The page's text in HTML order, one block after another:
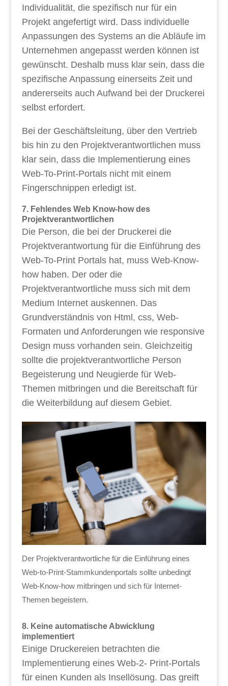
Individualität, die spezifisch nur für ein
Projekt angefertigt wird. Dass individuelle
Anpassungen des Systems an die Abläufe im
Unternehmen angepasst werden können ist
gewünscht. Deshalb muss klar sein, dass die
spezifische Anpassung einerseits Zeit und
andererseits auch Aufwand bei der Druckerei
selbst erfordert.
Bei der Geschäftsleitung, über den Vertrieb
bis hin zu den Projektverantwortlichen muss
klar sein, dass die Implementierung eines
Web-To-Print-Portals nicht mit einem
Fingerschnippen erledigt ist.
7. Fehlendes Web Know-how des
Projektverantwortlichen
Die Person, die bei der Druckerei die
Projektverantwortung für die Einführung des
Web-To-Print Portals hat, muss Web-Know-
how haben. Der oder die
Projektverantwortliche muss sich mit dem
Medium Internet auskennen. Das
Grundverständnis von Html, css, Web-
Formaten und Anforderungen wie responsive
Design muss vorhanden sein. Gleichzeitig
sollte die projektverantwortliche Person
Begeisterung und Neugierde für Web-
Themen mitbringen und die Bereitschaft für
die Weiterbildung auf diesem Gebiet.
Der Projektverantwortliche für die Einführung eines
Web-to-Print-Stammkundenportals sollte unbedingt
Web-Know-how mitbringen und sich für Internet-
Themen begeistern.
8. Keine automatische Abwicklung
implementiert
Einige Druckereien betrachten die
Implementierung eines Web-2- Print-Portals
für einen Kunden als Insellösung. Das greift